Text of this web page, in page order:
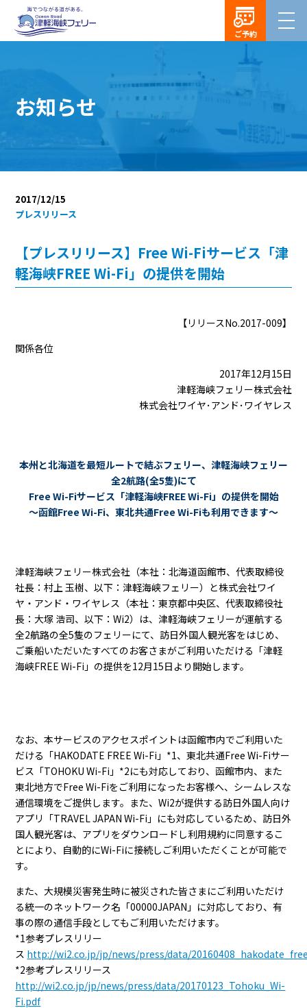
ご予約
お知らせ
2017/12/15
プレスリリース
【プレスリリース】Free Wi-Fiサービス「津
軽海峡FREE Wi-Fi」の提供を開始
【リリースNo.2017-009】
関係各位
2017年12月15日
津軽海峡フェリー株式会社
株式会社ワイヤ･アンド･ワイヤレス
本州と北海道を最短ルートで結ぶフェリー、津軽海峡フェリー
全2航路(全5隻)にて
Free Wi-Fiサービス「津軽海峡FREE Wi-Fi」の提供を開始
～函館Free Wi-Fi、東北共通Free Wi-Fiも利用できます～
津軽海峡フェリー株式会社（本社：北海道函館市、代表取締役
社長：村上 玉樹、以下：津軽海峡フェリー）と株式会社ワイ
ヤ・アンド・ワイヤレス（本社：東京都中央区、代表取締役社
長：大塚 浩司、以下：Wi2）は、津軽海峡フェリーが運航する
全2航路の全5隻のフェリーにて、訪日外国人観光客をはじめ、
ご乗船いただいたすべてのお客さまがご利用いただける「津軽
海峡FREE Wi-Fi」の提供を12月15日より開始します。
なお、本サービスのアクセスポイントは函館市内でご利用いた
だける「HAKODATE FREE Wi-Fi」*1、東北共通Free Wi-Fiサー
ビス「TOHOKU Wi-Fi」*2にも対応しており、函館市内、また
東北地方でFree Wi-Fiをご利用になったお客様へ、シームレスな
通信環境をご提供します。また、Wi2が提供する訪日外国人向け
アプリ「TRAVEL JAPAN Wi-Fi」にも対応しているため、訪日外
国人観光客は、アプリをダウンロードし利用規約に同意するこ
とにより、自動的にWi-Fiに接続しご利用いただくことが可能で
す。
また、大規模災害発生時に被災された皆さまにご利用いただけ
る統一のネットワーク名「00000JAPAN」に対応しており、有
事の際の通信手段としてもご利用いただけます。
*1参考プレスリリー
ス http://wi2.co.jp/jp/news/press/data/
*2参考プレスリリース
http://wi2.co.jp/jp/news/press/data/20170123_Tohoku_Wi-
Fi.pdf